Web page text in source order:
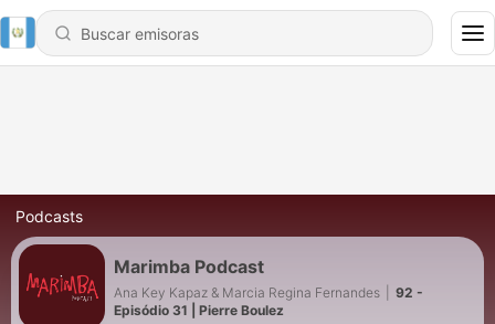
Podcasts
Marimba Podcast
Ana Key Kapaz & Marcia Regina Fernandes
92 -
Episódio 31 | Pierre Boulez